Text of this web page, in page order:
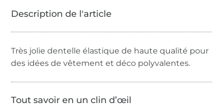
Très jolie dentelle élastique de haute qualité pour
des idées de vêtement et déco polyvalentes.
Tout savoir en un clin d’œil